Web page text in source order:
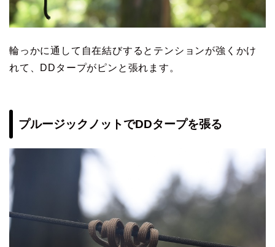
輪っかに通して自在結びするとテンションが強くかけ
れて、DDタープがピンと張れます。
プルージックノットでDDタープを張る